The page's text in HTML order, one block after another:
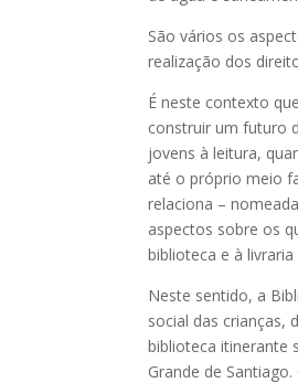
São vários os
realização dos
É neste contexto
construir um futuro
jovens à leitura,
até o próprio meio
relaciona –
aspectos sobre os
biblioteca e à
Neste sentido, a
social das crianças,
biblioteca itinerante
Grande de